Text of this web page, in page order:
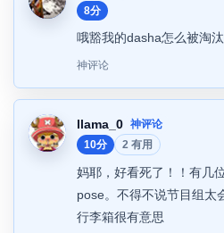
8分
哦豁我的dasha怎么被淘
神评论
llama_0 神评论
10分
2 有用
妈耶，好看死了！！有几
pose。不得不说节目组太
行李箱很有意思